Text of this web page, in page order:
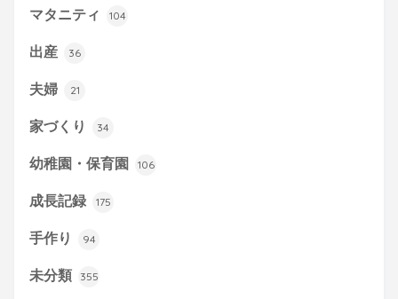
マタニティ 104
出産 36
夫婦 21
家づくり 34
幼稚園・保育園 106
成長記録 175
手作り 94
未分類 355